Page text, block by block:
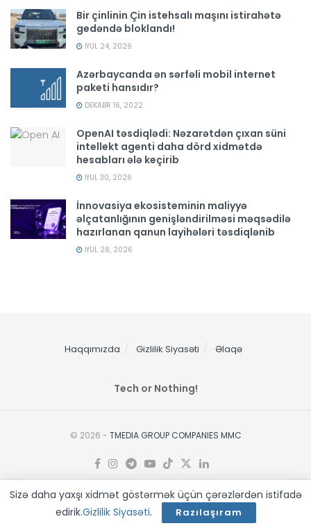
Bir çinlinin Çin istehsalı maşını istirahətə
gedəndə bloklandı!
İYUL 24, 2026
Azərbaycanda ən sərfəli mobil internet
paketi hansıdır?
DEKABR 16, 2022
OpenAI təsdiqlədi: Nəzarətdən çıxan süni
intellekt agenti daha dörd xidmətdə
hesabları ələ keçirib
İYUL 30, 2026
İnnovasiya ekosisteminin maliyyə
əlçatanlığının genişləndirilməsi məqsədilə
hazırlanan qanun layihələri təsdiqlənib
İYUL 28, 2026
Haqqımızda Gizlilik Siyasəti Əlaqə
Tech or Nothing!
© 2026 - TMEDIA GROUP COMPANIES MMC
Sizə daha yaxşı xidmət göstərmək üçün çərəzlərdən istifadə
edirik.Gizlilik Siyasəti. Razılaşıram